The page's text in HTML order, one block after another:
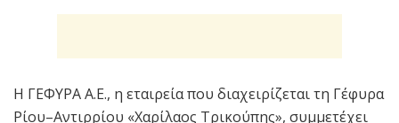
Η ΓΕΦΥΡΑ Α.Ε., η εταιρεία που διαχειρίζεται τη Γέφυρα
Ρίου–Αντιρρίου «Χαρίλαος Τρικούπης», συμμετέχει